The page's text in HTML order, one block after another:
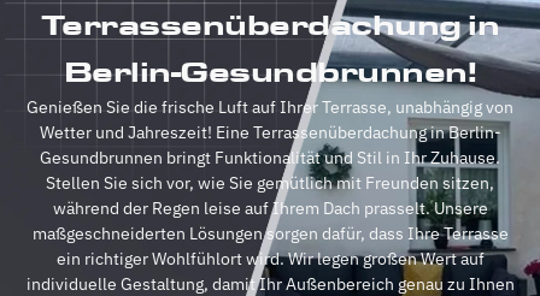
Terrassenüberdachung in
Berlin-Gesundbrunnen!
Genießen Sie die frische Luft auf Ihrer Terrasse, unabhängig von
Wetter und Jahreszeit! Eine Terrassenüberdachung in Berlin-
Gesundbrunnen bringt Funktionalität und Stil in Ihr Zuhause.
Stellen Sie sich vor, wie Sie gemütlich mit Freunden sitzen,
während der Regen leise auf Ihrem Dach prasselt. Unsere
maßgeschneiderten Lösungen sorgen dafür, dass Ihre Terrasse
ein richtiger Wohlfühlort wird. Wir legen großen Wert auf
individuelle Gestaltung, damit Ihr Außenbereich genau zu Ihnen